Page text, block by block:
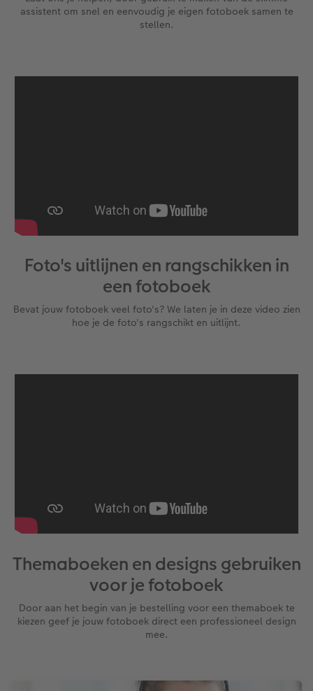
assistent om snel en eenvoudig je eigen fotoboek samen te
stellen.
Foto's uitlijnen en rangschikken in
een fotoboek
Bevat jouw fotoboek veel foto's? We laten je in deze video zien
hoe je de foto's rangschikt en uitlijnt.
Themaboeken en designs gebruiken
voor je fotoboek
Door aan het begin van je bestelling voor een themaboek te
kiezen geef je jouw fotoboek direct een professioneel design
mee.